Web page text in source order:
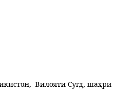
Вилояти Суғд, шаҳри